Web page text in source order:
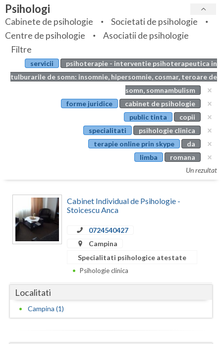
Bihor
Bistrita-Nasaud
Botosani
Braila
Cluj
Constanta
Covasna
Galati
Giurgiu
Specialitati
Servicii
Articole
Evenimente
Psihologi
Cabinete de psihologie
Societati de psihologie
Centre de psihologie
Asociatii de psihologie
Filtre
servicii
psihoterapie - interventie psihoterapeutica in
tulburarile de somn: insomnie, hipersomnie, cosmar, teroare de
somn, somnambulism
forme juridice
cabinet de psihologie
public tinta
copii
specialitati
psihologie clinica
terapie online prin skype
da
limba
romana
Un rezultat
Cabinet Individual de Psihologie -
Stoicescu Anca
0724540427
Campina
Specialitati psihologice atestate
Psihologie clinica
Localitati
Campina (1)